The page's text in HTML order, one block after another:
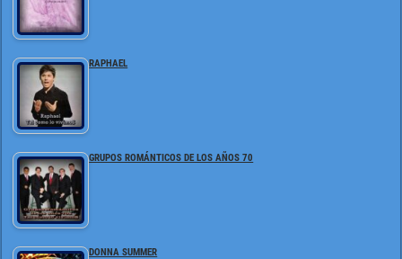
RAPHAEL
GRUPOS ROMÁNTICOS DE LOS AÑOS 70
DONNA SUMMER